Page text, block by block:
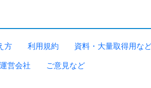
方 利用規約 資料・大量取得用な
運営会社 ご意見など